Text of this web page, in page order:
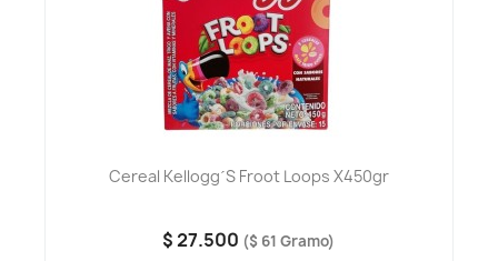
Cereal Kellogg´s Froot Loops X450gr
$ 27.500 ($ 61 Gramo)